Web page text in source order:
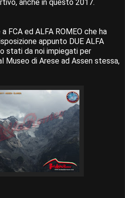
anche in questo 2017.
FCA ed ALFA ROMEO che ha
appunto DUE ALFA
stati da noi impiegati per
Museo di Arese ad Assen stessa,